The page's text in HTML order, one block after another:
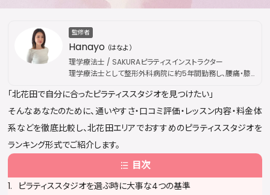
監修者
Hanayo （はなよ）
理学療法士 / SAKURAピラティスインストラクター
理学療法士として整形外科病院に約5年間勤務し、腰痛・膝
を担当。その後、国際的なピラティス資格団体「Peak
Pilates」の認定資格を取得し、指導歴は通算5年に及ぶ。現
療現場で培った解剖学・運動療法の専門知識を土台に、身体
の仕組みに基づいた本質的な姿勢改善・疼痛ケアを提供し
ている。出勤枠は公開後すぐに満員となることが多く、キャン
セル待ちが続出するほどの人気を誇る。
「北花田で自分に合ったピラティススタジオを見つけたい」
そんなあなたのために、通いやすさ・口コミ評価・レッスン内容・料金体
系などを徹底比較し、北花田エリアでおすすめのピラティススタジオを
ランキング形式でご紹介します。
目次
ピラティススタジオを選ぶ時に大事な4つの基準